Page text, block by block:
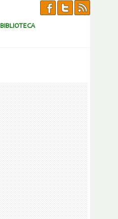
BIBLIOTECA